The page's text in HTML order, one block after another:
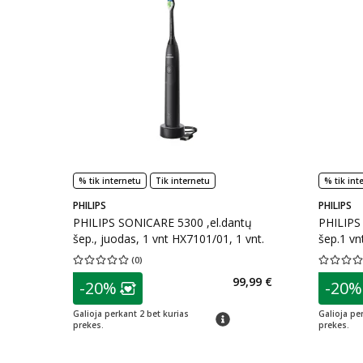
% tik internetu Tik internetu
PHILIPS
PHILIPS SONICARE 5300 ,el.dantų
šep., juodas, 1 vnt HX7101/01, 1 vnt.
(0)
Vidutinis įvertinimas 0.00
patarimas
Lojalumo klubo narių nuolaida:
-20%
Galioja perkant 2 bet kurias
prekes.
patarimas
99,99 €
% tik
PHILIPS
šep.1
Vidutinis
-20%
Galioja
prekes.